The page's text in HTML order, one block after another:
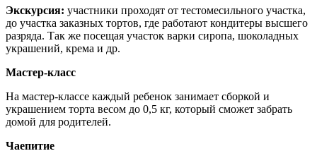
Экскурсия: участники проходят от тестомесильного участка,
до участка заказных тортов, где работают кондитеры высшего
разряда. Так же посещая участок варки сиропа, шоколадных
украшений, крема и др.
Мастер-класс
На мастер-классе каждый ребенок занимает сборкой и
украшением торта весом до 0,5 кг, который сможет забрать
домой для родителей.
Чаепитие